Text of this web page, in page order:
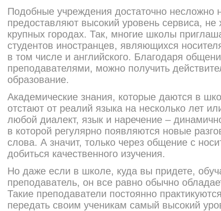
Подобные учреждения достаточно несложно
предоставляют высокий уровень сервиса,
крупных городах. Так, многие школы
студентов иностранцев, являющихся
в том числе и английского. Благодаря
преподавателями, можно получить
образование.
Академические знания, которые даются в
отстают от реалий языка на несколько лет
любой диалект, язык и наречение –
в которой регулярно появляются новые
слова. А значит, только через общение с
добиться качественного изучения.
Но даже если в школе, куда вы придете,
преподаватель, он все равно обычно
Такие преподаватели постоянно
передать своим ученикам самый высокий